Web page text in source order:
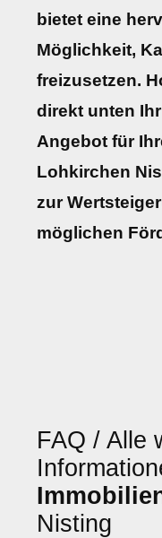
bietet eine
Möglichkeit,
freizusetzen.
direkt unten
Angebot für
Lohkirchen
zur
möglichen
FAQ / Alle
Nisting